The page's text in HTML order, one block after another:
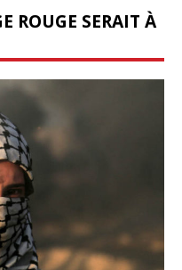
ROUGE SERAIT À